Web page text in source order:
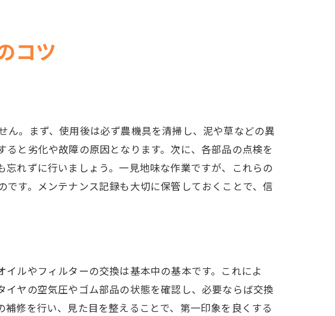
コツ
。まず、使用後は必ず農機具を清掃し、泥や草などの異
と劣化や故障の原因となります。次に、各部品の点検を
れずに行いましょう。一見地味な作業ですが、これらの
す。メンテナンス記録も大切に保管しておくことで、信
ルやフィルターの交換は基本中の基本です。これによ
ヤの空気圧やゴム部品の状態を確認し、必要ならば交換
修を行い、見た目を整えることで、第一印象を良くする